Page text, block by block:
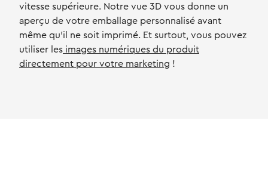
vitesse supérieure. Notre vue 3D vous donne un
aperçu de votre emballage personnalisé avant
même qu'il ne soit imprimé. Et surtout, vous pouvez
utiliser les images numériques du produit
directement pour votre marketing !